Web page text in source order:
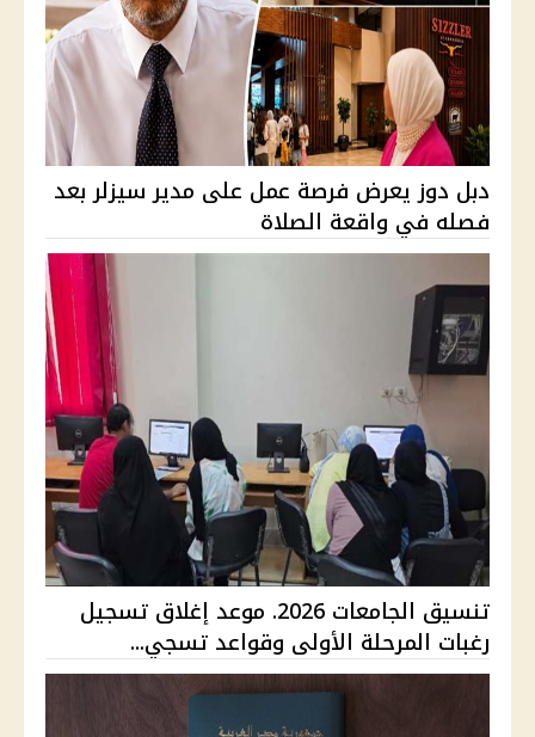
دبل دوز يعرض فرصة عمل على مدير سيزلر بعد
فصله في واقعة الصلاة
تنسيق الجامعات 2026. موعد إغلاق تسجيل
رغبات المرحلة الأولى وقواعد تسجي...